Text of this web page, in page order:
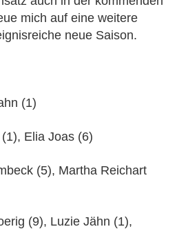
mich auf eine weitere
neue Saison.
(1)
Elia Joas (6)
(5), Martha Reichart
(9), Luzie Jähn (1),